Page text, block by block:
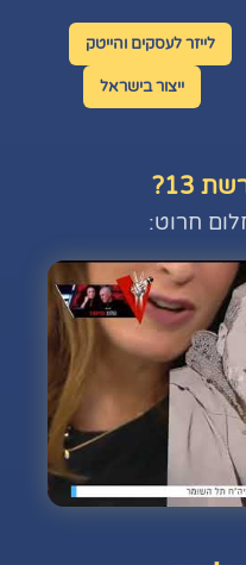
לייזר לעסקים והייטק
ייצור בישראל
13?
חרוט: